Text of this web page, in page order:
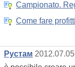
Campionato.
Come fare
Рустам